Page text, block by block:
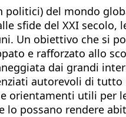
del mondo
sfide del XXI
Un obiettivo che si
e rafforzato allo
dai grandi
autorevoli di
orientamenti utili per
lo possano rendere